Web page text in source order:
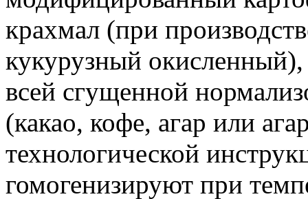
крахмал (при
кукурузный
всей сгущенной
(какао, кофе, агар или
технологической
гомогенизируют при